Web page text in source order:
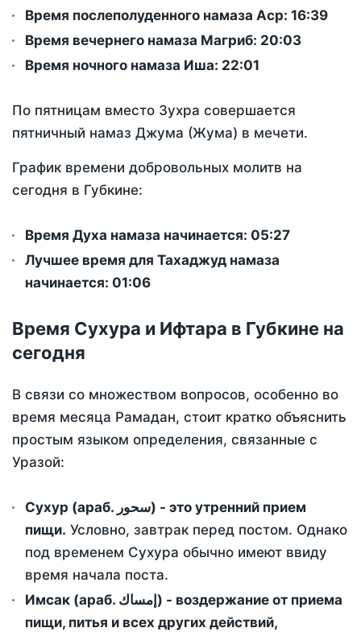
Время послеполуденного намаза Аср: 16:39
Время вечернего намаза Магриб: 20:03
Время ночного намаза Иша: 22:01
По пятницам вместо Зухра совершается
пятничный намаз Джума (Жума) в мечети.
График времени добровольных молитв на
сегодня в Губкине:
Время Духа намаза начинается: 05:27
Лучшее время для Тахаджуд намаза
начинается: 01:06
Время Сухура и Ифтара в Губкине на
сегодня
В связи со множеством вопросов, особенно во
время месяца Рамадан, стоит кратко объяснить
простым языком определения, связанные с
Уразой:
Сухур (араб. سحور) - это утренний прием
пищи. Условно, завтрак перед постом. Однако
под временем Сухура обычно имеют ввиду
время начала поста.
Имсак (араб. إمساك) - воздержание от приема
пищи, питья и всех других действий,